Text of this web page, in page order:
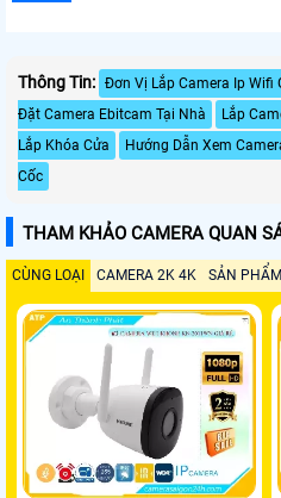
Thông Tin: Đơn Vị Lắp Camera Ip Wifi
Đặt Camera Ebitcam Tại Nhà
Lắp
Lắp Khóa Cửa
Hướng Dẫn Xem
Cốc
THAM KHẢO CAMERA QUAN
CÙNG LOẠI CAMERA 2K 4K SẢN